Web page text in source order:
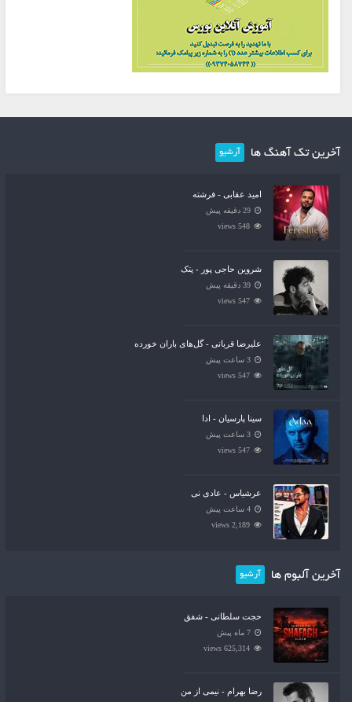
آخرین تک آهنگ ها آرشیو
امید عقابی - فرشته
29 دقیقه پیش
548 views
شروین حاجی پور - پتک
39 دقیقه پیش
547 views
علیرضا قربانی - گل‌های باران خورده
3 ساعت پیش
547 views
سینا پارسیان - ادا
3 ساعت پیش
547 views
عرشیاس - عادی نی
4 ساعت پیش
2,189 views
آخرین آلبوم ها آرشیو
حجت سلطانی - شفق
7 ماه پیش
625,314 views
رضا بهرام - نیمی از من